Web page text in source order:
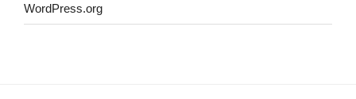
WordPress.org